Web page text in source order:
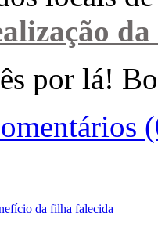
por lá!
da filha falecida